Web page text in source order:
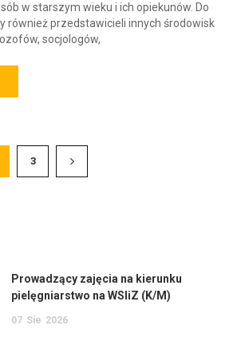
w starszym wieku i ich opiekunów. Do
również przedstawicieli innych środowisk
socjologów,
3
Prowadzący zajęcia na kierunku
pielęgniarstwo na WSIiZ (K/M)
07 Sie 2026